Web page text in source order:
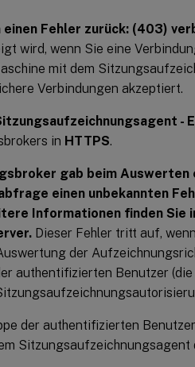
Fehler zurück: (403)
wird, wenn Sie eine
mit dem
Verbindungen akzeptiert.
-
in HTTPS.
gab beim Auswerten
einen unbekannten
Informationen finden Sie
Dieser Fehler tritt auf,
der
authentifizierten Benutzer
der authentifizierten
Sitzungsaufzeichnungsagent